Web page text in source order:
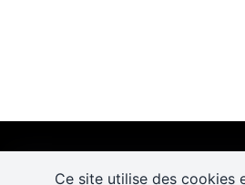
Ce site utilise des cookies